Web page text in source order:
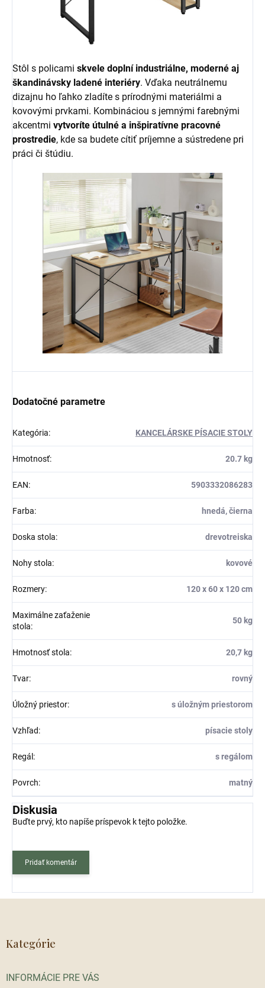
Stôl s policami skvele doplní industriálne, moderné aj
škandinávsky ladené interiéry. Vďaka neutrálnemu
dizajnu ho ľahko zladíte s prírodnými materiálmi a
kovovými prvkami. Kombináciou s jemnými farebnými
akcentmi vytvoríte útulné a inšpiratívne pracovné
prostredie, kde sa budete cítiť príjemne a sústredene pri
práci či štúdiu.
Dodatočné parametre
Kategória: KANCELÁRSKE PÍSACIE STOLY
Hmotnosť: 20.7 kg
EAN: 5903332086283
Farba: hnedá, čierna
Doska stola: drevotreiska
Nohy stola: kovové
Rozmery: 120 x 60 x 120 cm
Maximálne zaťaženie
stola:
50 kg
Hmotnosť stola: 20,7 kg
Tvar: rovný
Úložný priestor: s úložným priestorom
Vzhľad: písacie stoly
Regál : s regálom
Povrch: matný
Diskusia
Buďte prvý, kto napíše príspevok k tejto položke.
Pridať komentár
Kategórie
INFORMÁCIE PRE VÁS